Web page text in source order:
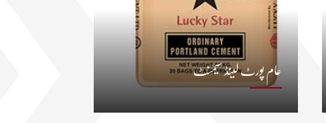
عام پورٹ لینڈ سیمنٹ